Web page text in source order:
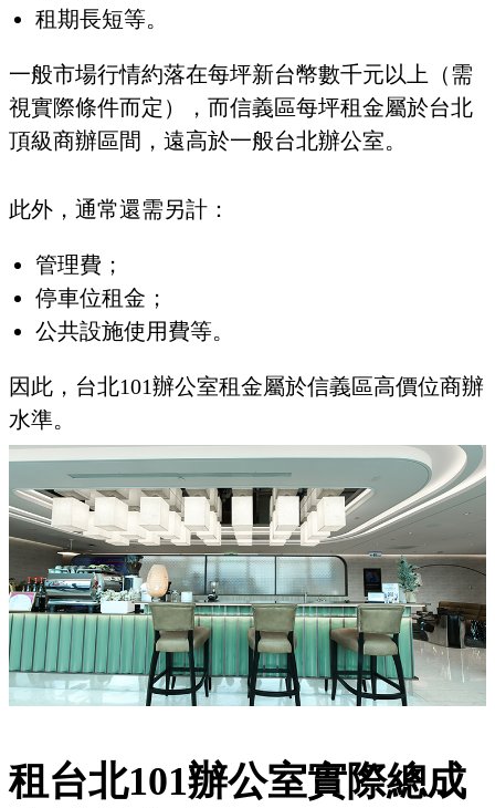
租期長短等。
一般市場行情約落在每坪新台幣數千元以上（需
視實際條件而定），而信義區每坪租金屬於台北
頂級商辦區間，遠高於一般台北辦公室。
此外，通常還需另計：
管理費；
停車位租金；
公共設施使用費等。
因此，台北101辦公室租金屬於信義區高價位商辦
水準。
租台北101辦公室實際總成